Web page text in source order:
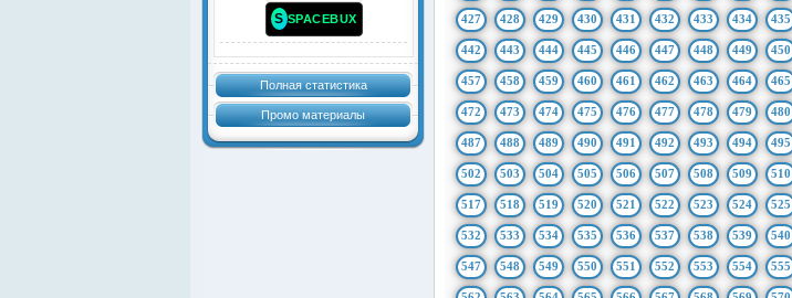
S SPACEBUX
Полная статистика
Промо материалы
427 428 429 430 431 432 433 434 435
442 443 444 445 446 447 448 449 450
457 458 459 460 461 462 463 464 465
472 473 474 475 476 477 478 479 480
487 488 489 490 491 492 493 494 495
502 503 504 505 506 507 508 509 510
517 518 519 520 521 522 523 524 525
532 533 534 535 536 537 538 539 540
547 548 549 550 551 552 553 554 555